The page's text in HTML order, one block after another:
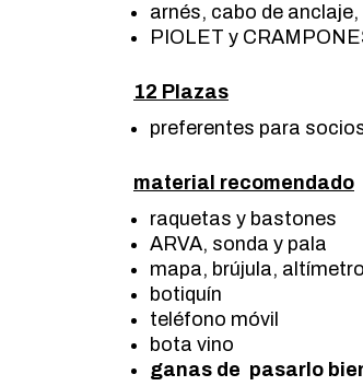
arnés, cabo de
PIOLET y
12 Plazas
preferentes para
material recomendado
raquetas y bastones
ARVA, sonda y pala
mapa, brújula, altímetro
botiquín
teléfono móvil
bota vino
ganas de pasarlo